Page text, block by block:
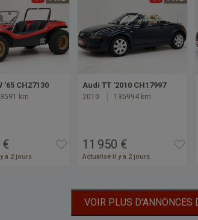
'65 CH27130
km
€
a 2 jours
Audi TT '2010 CH17997
2010 135994 km
11 950 €
Actualisé il y a 2 jours
VOIR PLUS D'ANNONCES